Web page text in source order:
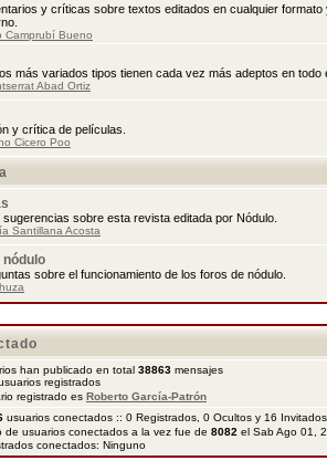
y críticas sobre textos editados en cualquier
Camprubí Bueno
más variados tipos tienen cada vez más adeptos en todo
Abad Ortiz
y crítica de películas.
Cicero Poo
sobre esta revista editada por Nódulo.
Santillana Acosta
nódulo
sobre el funcionamiento de los foros de nódulo.
han publicado en total 38863 mensajes
registrados
registrado es Roberto García-Patrón
usuarios conectados :: 0 Registrados, 0 Ocultos y 16
usuarios conectados a la vez fue de 8082 el Sab Ago 01,
conectados: Ninguno